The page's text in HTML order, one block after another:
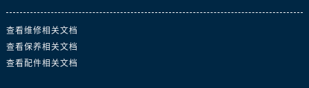
查看维修相关文档
查看保养相关文档
查看配件相关文档